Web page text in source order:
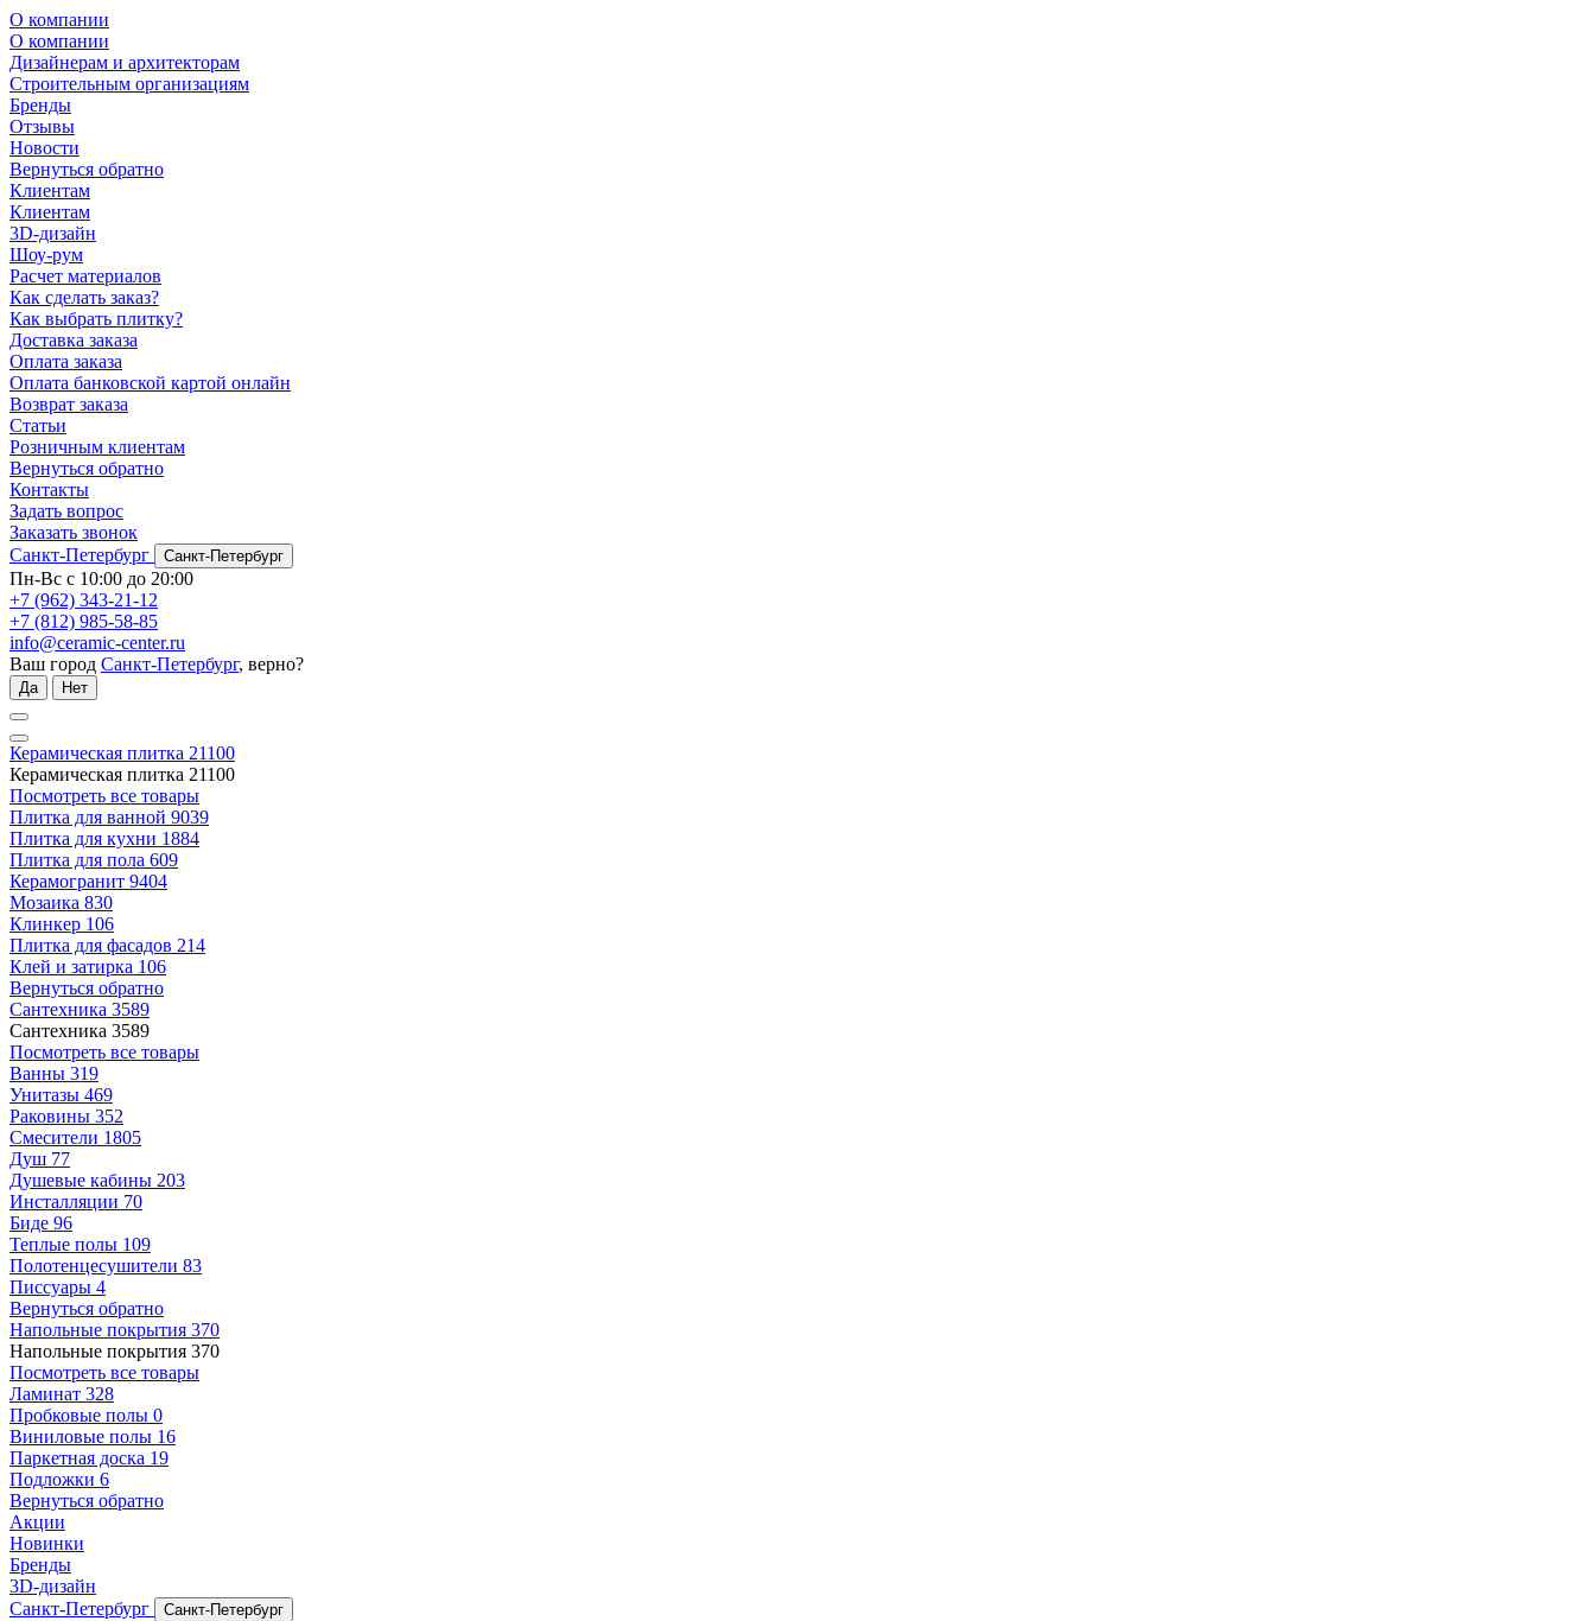
О компании
О компании
Дизайнерам и архитекторам
Строительным организациям
Бренды
Отзывы
Новости
Вернуться обратно
Клиентам
Клиентам
3D-дизайн
Шоу-рум
Расчет материалов
Как сделать заказ?
Как выбрать плитку?
Доставка заказа
Оплата заказа
Оплата банковской картой онлайн
Возврат заказа
Статьи
Розничным клиентам
Вернуться обратно
Контакты
Задать вопрос
Заказать звонок
Санкт-Петербург
Санкт-Петербург
Пн-Вс с 10:00 до 20:00
+7 (962) 343-21-12
+7 (812) 985-58-85
info@ceramic-center.ru
Ваш город Санкт-Петербург, верно?
Да Нет
Керамическая плитка 21100
Керамическая плитка 21100
Посмотреть все товары
Плитка для ванной 9039
Плитка для кухни 1884
Плитка для пола 609
Керамогранит 9404
Мозаика 830
Клинкер 106
Плитка для фасадов 214
Клей и затирка 106
Вернуться обратно
Сантехника 3589
Сантехника 3589
Посмотреть все товары
Ванны 319
Унитазы 469
Раковины 352
Смесители 1805
Душ 77
Душевые кабины 203
Инсталляции 70
Биде 96
Теплые полы 109
Полотенцесушители 83
Писсуары 4
Вернуться обратно
Напольные покрытия 370
Напольные покрытия 370
Посмотреть все товары
Ламинат 328
Пробковые полы 0
Виниловые полы 16
Паркетная доска 19
Подложки 6
Вернуться обратно
Акции
Новинки
Бренды
3D-дизайн
Санкт-Петербург
Санкт-Петербург